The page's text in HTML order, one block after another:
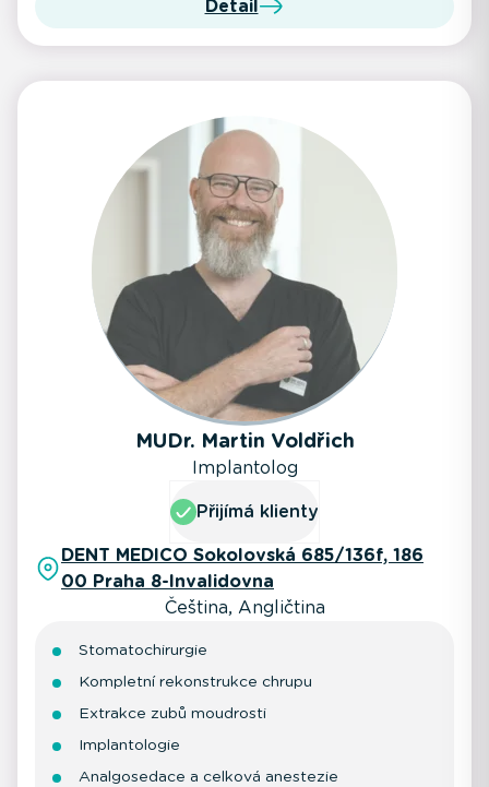
Detail
MUDr. Martin Voldřich
Implantolog
Přijímá klienty
DENT MEDICO Sokolovská 685/136f, 186
00 Praha 8-Invalidovna
Čeština, Angličtina
Stomatochirurgie
Kompletní rekonstrukce chrupu
Extrakce zubů moudrosti
Implantologie
Analgosedace a celková anestezie